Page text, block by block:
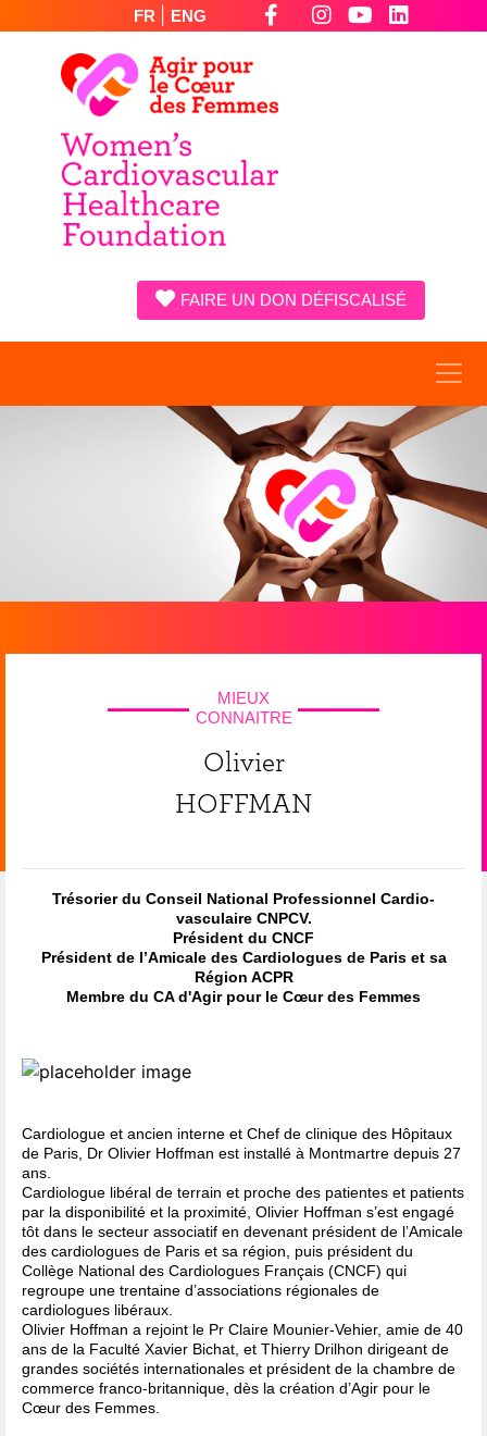
FR ENG
FAIRE UN DON DÉFISCALISÉ
MIEUX
CONNAITRE
Olivier
HOFFMAN
Trésorier du Conseil National Professionnel Cardio-
vasculaire CNPCV.
Président du CNCF
Président de l’Amicale des Cardiologues de Paris et sa
Région ACPR
Membre du CA d'Agir pour le Cœur des Femmes
Cardiologue et ancien interne et Chef de clinique des Hôpitaux
de Paris, Dr Olivier Hoffman est installé à Montmartre depuis 27
ans.
Cardiologue libéral de terrain et proche des patientes et patients
par la disponibilité et la proximité, Olivier Hoffman s’est engagé
tôt dans le secteur associatif en devenant président de l’Amicale
des cardiologues de Paris et sa région, puis président du
Collège National des Cardiologues Français (CNCF) qui
regroupe une trentaine d’associations régionales de
cardiologues libéraux.
Olivier Hoffman a rejoint le Pr Claire Mounier-Vehier, amie de 40
ans de la Faculté Xavier Bichat, et Thierry Drilhon dirigeant de
grandes sociétés internationales et président de la chambre de
commerce franco-britannique, dès la création d’Agir pour le
Cœur des Femmes.